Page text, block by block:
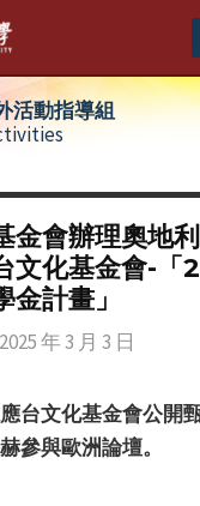
活動指導組
金會辦理奧地
文化基金會-「
計畫」
2025 年 3 月 3 日
台文化基金會公開
參與歐洲論壇。